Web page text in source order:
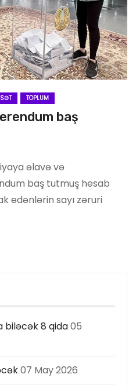
TOPLUM
baş
əlavə və
baş tutmuş hesab
edənlərin sayı zəruri
biləcək 8 qida05
07 May 2026